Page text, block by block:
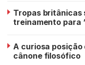
Tropas britânicas
treinamento para
A curiosa posição
cânone filosófico